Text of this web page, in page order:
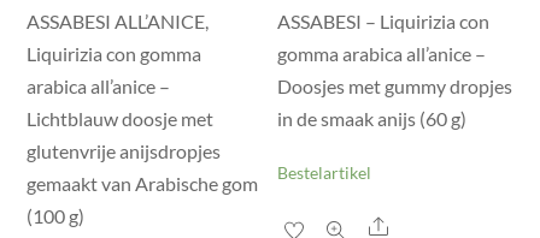
ASSABESI ALL’ANICE,
Liquirizia con gomma
arabica all’anice –
Lichtblauw doosje met
glutenvrije anijsdropjes
gemaakt van Arabische gom
(100 g)
ASSABESI – Liquirizia con
gomma arabica all’anice –
Doosjes met gummy dropjes
in de smaak anijs (60 g)
Bestelartikel
Share